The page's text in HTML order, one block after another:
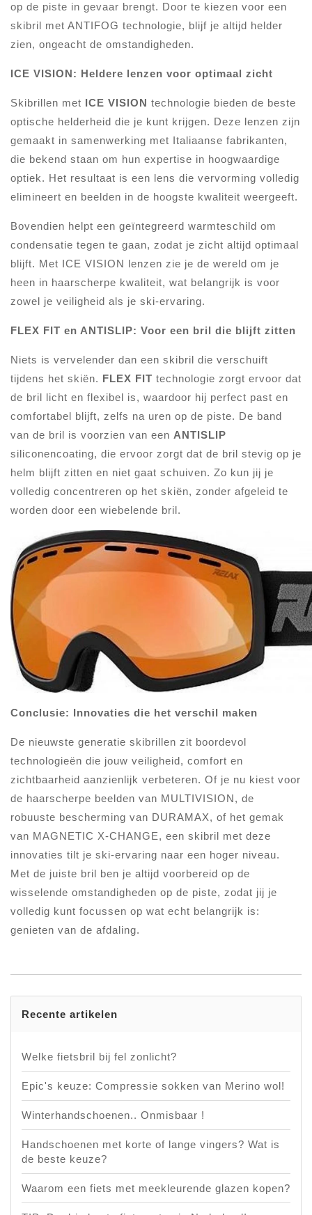
op de piste in gevaar brengt. Door te kiezen voor een
skibril met ANTIFOG technologie, blijf je altijd helder
zien, ongeacht de omstandigheden.
ICE VISION: Heldere lenzen voor optimaal zicht
Skibrillen met ICE VISION technologie bieden de beste
optische helderheid die je kunt krijgen. Deze lenzen zijn
gemaakt in samenwerking met Italiaanse fabrikanten,
die bekend staan om hun expertise in hoogwaardige
optiek. Het resultaat is een lens die vervorming volledig
elimineert en beelden in de hoogste kwaliteit weergeeft.
Bovendien helpt een geïntegreerd warmteschild om
condensatie tegen te gaan, zodat je zicht altijd optimaal
blijft. Met ICE VISION lenzen zie je de wereld om je
heen in haarscherpe kwaliteit, wat belangrijk is voor
zowel je veiligheid als je ski-ervaring.
FLEX FIT en ANTISLIP: Voor een bril die blijft zitten
Niets is vervelender dan een skibril die verschuift
tijdens het skiën. FLEX FIT technologie zorgt ervoor dat
de bril licht en flexibel is, waardoor hij perfect past en
comfortabel blijft, zelfs na uren op de piste. De band
van de bril is voorzien van een ANTISLIP
siliconencoating, die ervoor zorgt dat de bril stevig op je
helm blijft zitten en niet gaat schuiven. Zo kun jij je
volledig concentreren op het skiën, zonder afgeleid te
worden door een wiebelende bril.
Conclusie: Innovaties die het verschil maken
De nieuwste generatie skibrillen zit boordevol
technologieën die jouw veiligheid, comfort en
zichtbaarheid aanzienlijk verbeteren. Of je nu kiest voor
de haarscherpe beelden van MULTIVISION, de
robuuste bescherming van DURAMAX, of het gemak
van MAGNETIC X-CHANGE, een skibril met deze
innovaties tilt je ski-ervaring naar een hoger niveau.
Met de juiste bril ben je altijd voorbereid op de
wisselende omstandigheden op de piste, zodat jij je
volledig kunt focussen op wat echt belangrijk is:
genieten van de afdaling.
Recente artikelen
Welke fietsbril bij fel zonlicht?
Epic's keuze: Compressie sokken van Merino wol!
Winterhandschoenen.. Onmisbaar !
Handschoenen met korte of lange vingers? Wat is
de beste keuze?
Waarom een fiets met meekleurende glazen kopen?